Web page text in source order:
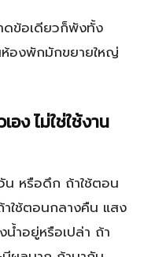
ดข้อเดียวก็พังทั้ง
ห้องพักมักขยายใหญ่
อง ไม่ใช่ใช้งาน
น หรือดึก ถ้าใช้ตอน
ใช้ตอนกลางคืน แสง
ำอยู่หรือเปล่า ถ้า